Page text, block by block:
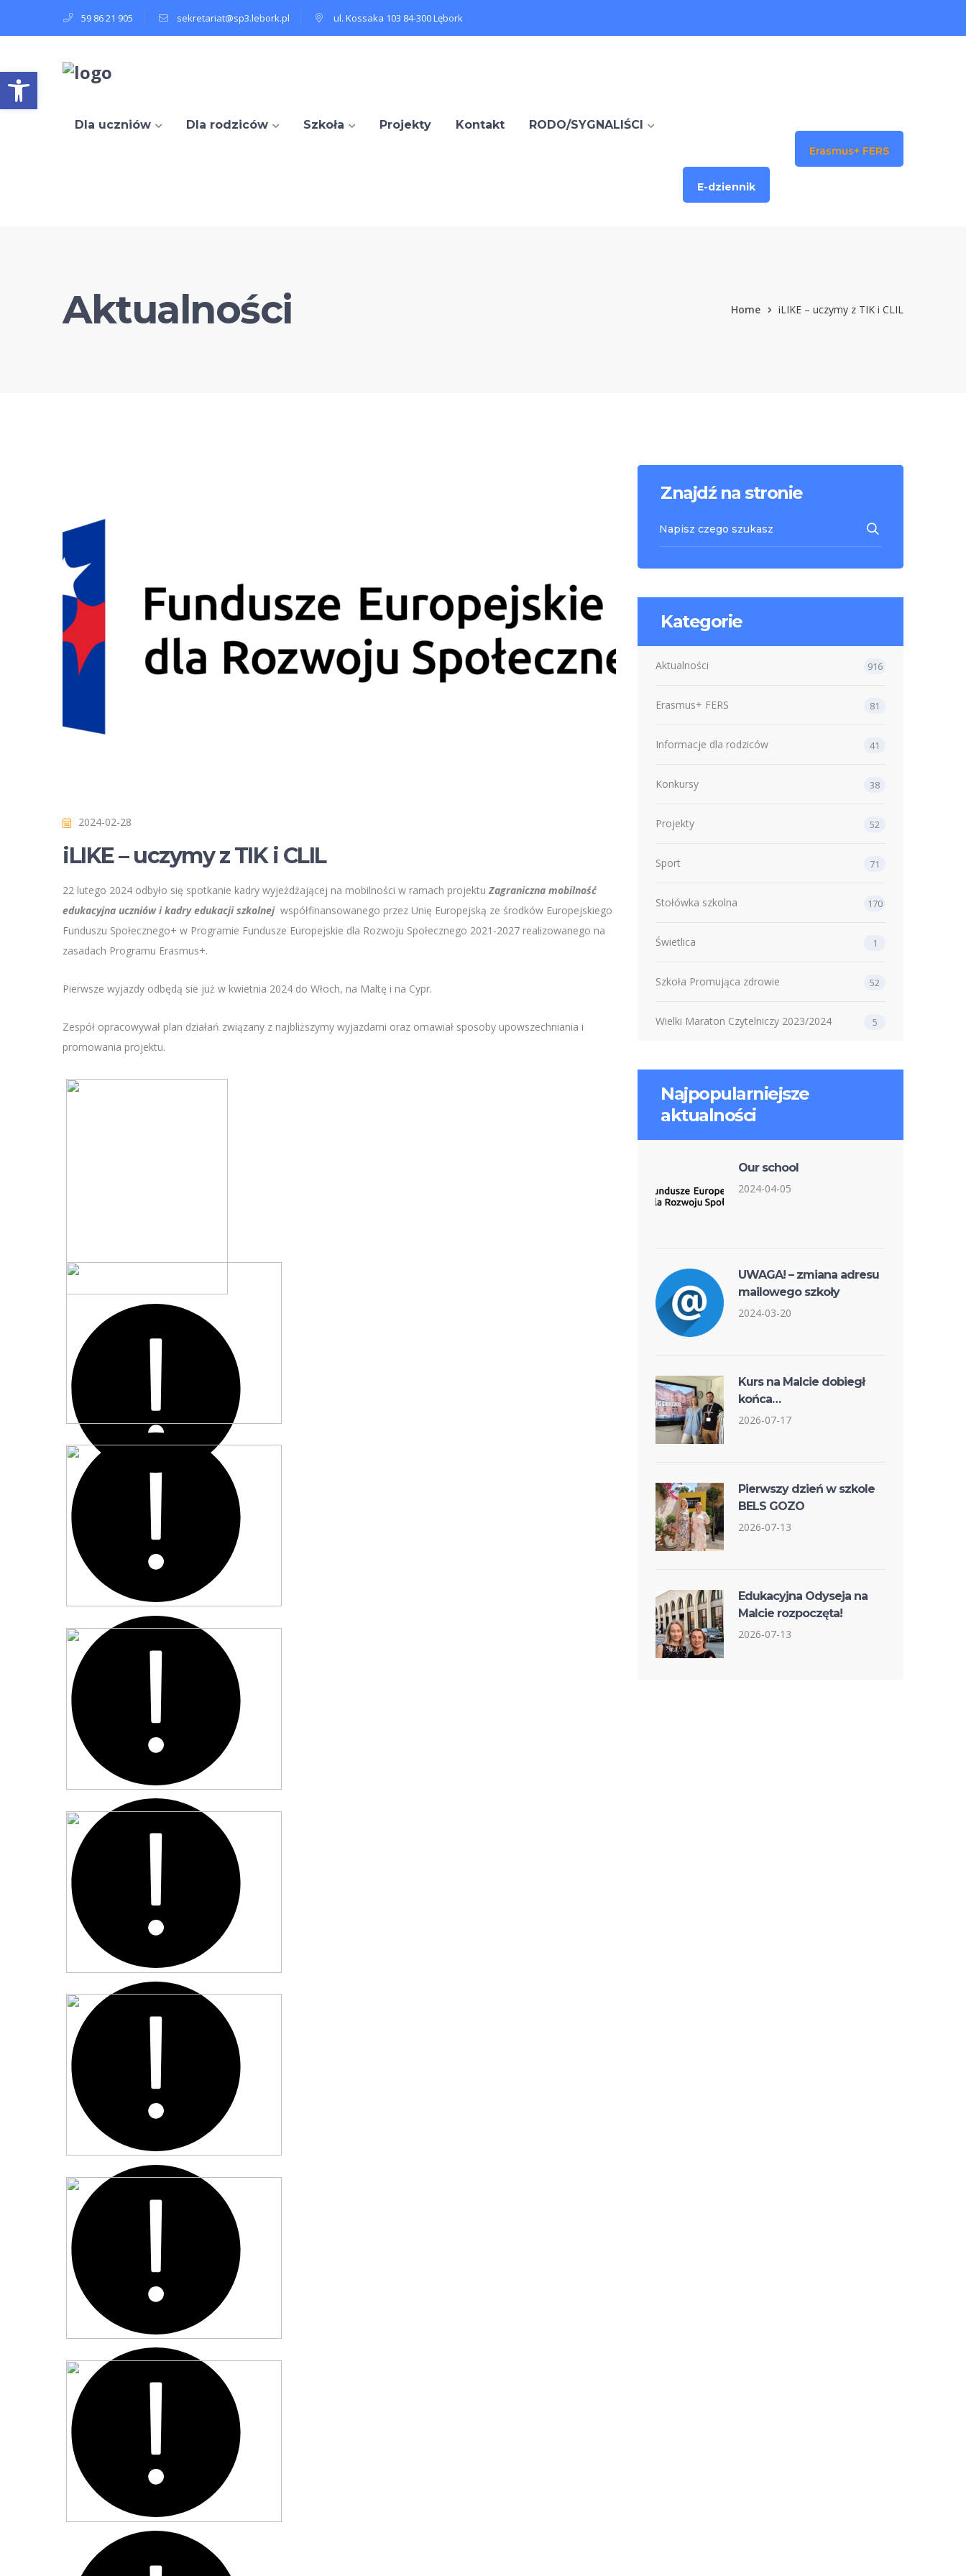
Open toolbar
59 86 21 905 sekretariat@sp3.lebork.pl ul. Kossaka 103 84-300 Lębork
Dla uczniów Dla rodziców Szkoła Projekty
Erasmus+ FERS
Kontakt RODO/SYGNALIŚCI
E-dziennik
Aktualności Home iLIKE – uczymy z TIK i CLIL
2024-02-28
iLIKE – uczymy z TIK i CLIL
22 lutego 2024 odbyło się spotkanie kadry wyjeżdżającej na mobilności w ramach projektuZagraniczna mobilność
edukacyjna uczniów i kadry edukacji szkolnej współfinansowanego przez Unię Europejską ze środków Europejskiego
Funduszu Społecznego+ w Programie Fundusze Europejskie dla Rozwoju Społecznego 2021-2027 realizowanego na
zasadach Programu Erasmus+.
Pierwsze wyjazdy odbędą sie już w kwietnia 2024 do Włoch, na Maltę i na Cypr.
Zespół opracowywał plan działań związany z najbliższymy wyjazdami oraz omawiał sposoby upowszechniania i
promowania projektu.
Znajdź na stronie
Kategorie
Aktualności 916
Erasmus+ FERS 81
Informacje dla rodziców 41
Konkursy 38
Projekty 52
Sport 71
Stołówka szkolna 170
Świetlica 1
Szkoła Promująca zdrowie 52
Wielki Maraton Czytelniczy 2023/2024 5
Najpopularniejsze
aktualności
Our school
2024-04-05
UWAGA! – zmiana adresu
mailowego szkoły
2024-03-20
Kurs na Malcie dobiegł
końca…
2026-07-17
Pierwszy dzień w szkole
BELS GOZO
2026-07-13
Edukacyjna Odyseja na
Malcie rozpoczęta!
2026-07-13